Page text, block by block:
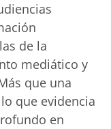
de la
mediático y
que una
que evidencia
en